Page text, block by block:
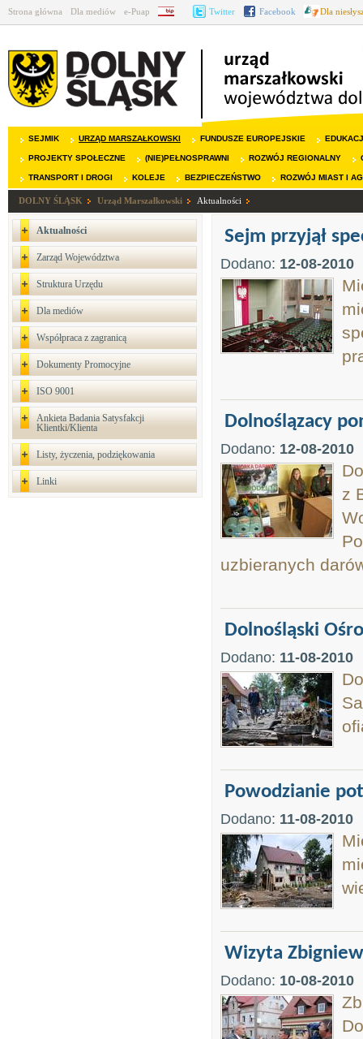
Strona główna Dla mediów e-Puap BIP Twitter Facebook Dla
SEJMIK URZĄD MARSZAŁKOWSKI FUNDUSZE EUROPEJSKIE
PROJEKTY SPOŁECZNE (NIE)PEŁNOSPRAWNI ROZWÓJ REGIONALNY
TRANSPORT I DROGI KOLEJE BEZPIECZEŃSTWO ROZWÓJ MIAST I
DOLNY ŚLĄSK Urząd Marszałkowski Aktualności
Aktualności
Zarząd Województwa
Struktura Urzędu
Dla mediów
Współpraca z zagranicą
Dokumenty Promocyjne
ISO 9001
Ankieta Badania Satysfakcji
Klientki/Klienta
Listy, życzenia, podziękowania
Linki
Sejm przyjął
Dodano: 12-08-2010
Dolnoślązacy
Dodano: 12-08-2010
z
uzbieranych
Dolnośląski
Dodano: 11-08-2010
Powodzianie
Dodano: 11-08-2010
Wizyta
Dodano: 10-08-2010